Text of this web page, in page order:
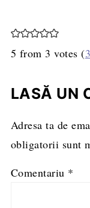
5 from 3 votes (
LASĂ UN
Adresa ta de
obligatorii sunt
Comentariu *